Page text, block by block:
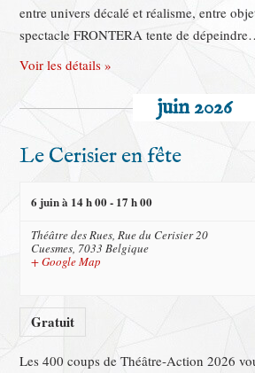
entre univers décalé et réalisme, entre
spectacle FRONTERA tente de
Voir les détails »
juin 2026
Le Cerisier en fête
6 juin à 14 h 00- 17 h 00
Théâtre des Rues, Rue du Cerisier 20
Cuesmes, 7033 Belgique
+ Google Map
Gratuit
Les 400 coups de Théâtre-Action 2026